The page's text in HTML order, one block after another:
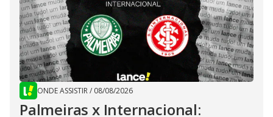
ONDE ASSISTIR/ 08/08/2026
Palmeiras x Internacional: